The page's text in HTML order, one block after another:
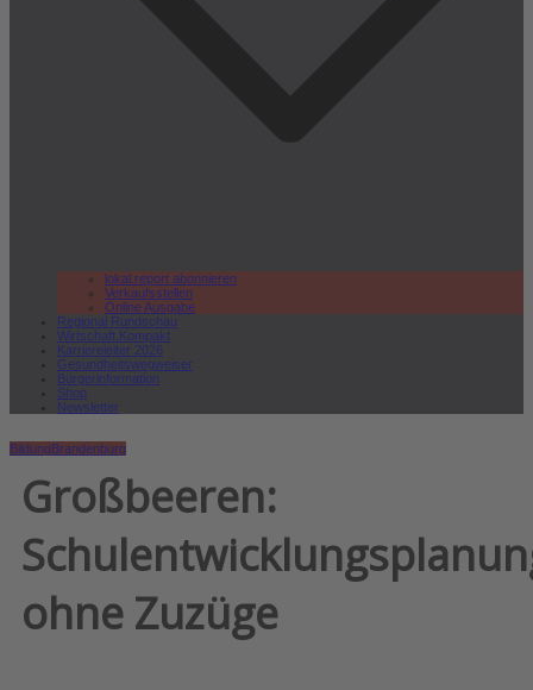
lokal.report abonnieren
Verkaufsstellen
Online Ausgabe
Regional Rundschau
Wirtschaft.Kompakt
Karriereleiter 2026
Gesundheitswegweiser
Bürgerinformation
Shop
Newsletter
BildungBrandenburg
Großbeeren:
ohne Zuzüge